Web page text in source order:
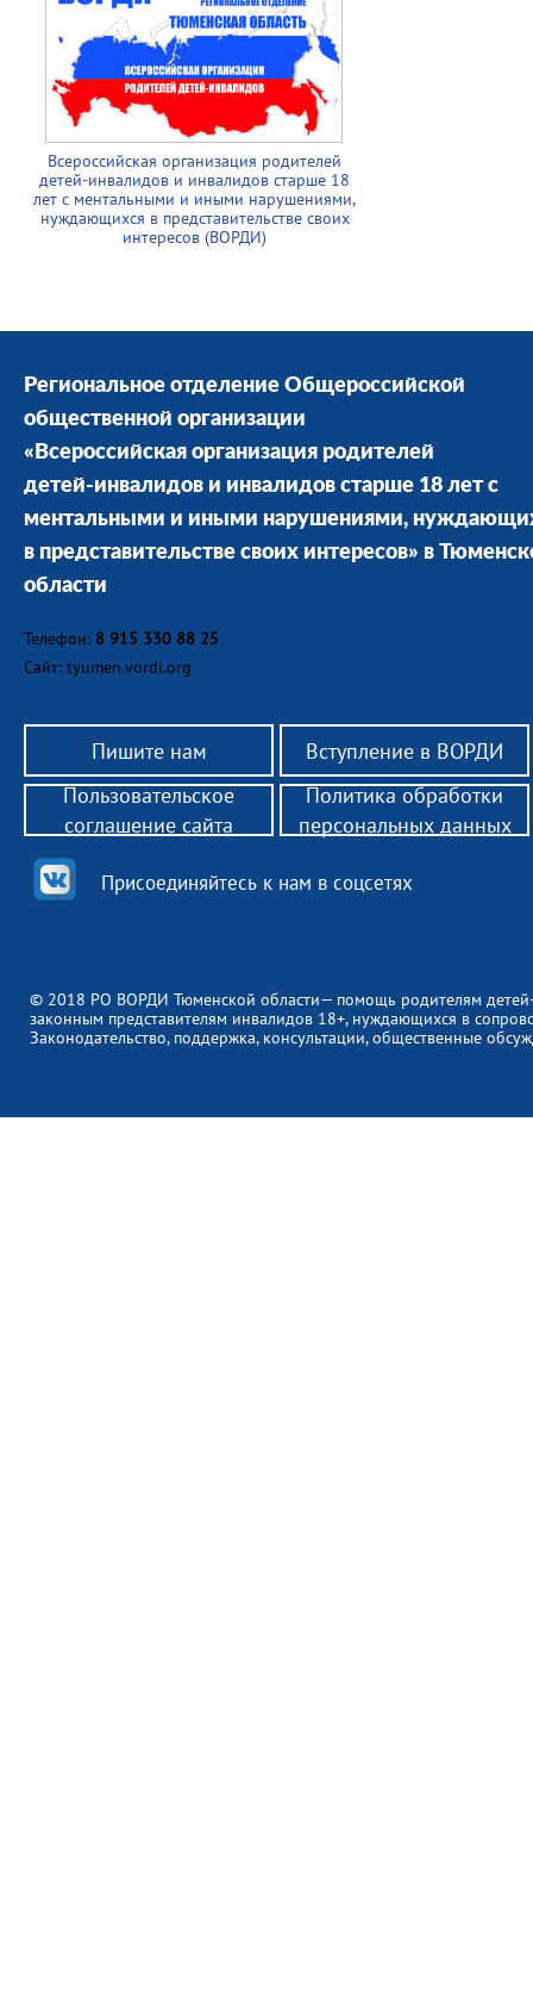
Всероссийская организация родителей
детей-инвалидов и инвалидов старше 18
лет с ментальными и иными нарушениями,
нуждающихся в представительстве своих
интересов (ВОРДИ)
Региональное отделение Общероссийской
общественной организации
«Всероссийская организация родителей
детей-инвалидов и инвалидов старше 18 лет с
ментальными и иными нарушениями,
в представительстве своих интересов» в
области
Телефон: 8 915 330 88 25
Сайт: tyumen.vordi.org
Пишите нам Вступление в ВОРДИ
© 2018 РО ВОРДИ Тюменской области— помощь родителям
законным представителям инвалидов 18+, нуждающихся в
Законодательство, поддержка, консультации, общественные
Присоединяйтесь к нам в соцсетях
Пользовательское
соглашение сайта
Политика обработки
персональных данных